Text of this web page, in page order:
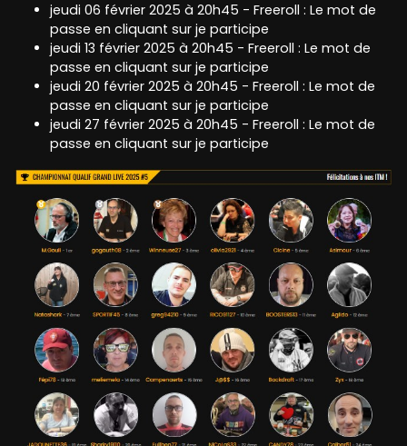
jeudi 06 février 2025 à 20h45 - Freeroll : Le mot de
passe en cliquant sur je participe
jeudi 13 février 2025 à 20h45 - Freeroll : Le mot de
passe en cliquant sur je participe
jeudi 20 février 2025 à 20h45 - Freeroll : Le mot de
passe en cliquant sur je participe
jeudi 27 février 2025 à 20h45 - Freeroll : Le mot de
passe en cliquant sur je participe